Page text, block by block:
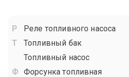
Реле топливного насоса
Топливный бак
Топливный насос
Форсунка топливная